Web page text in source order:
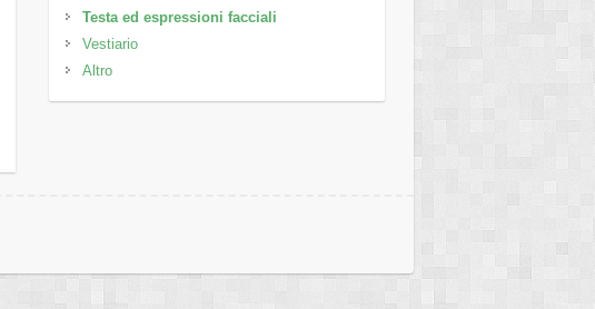
Testa ed espressioni facciali
Vestiario
Altro